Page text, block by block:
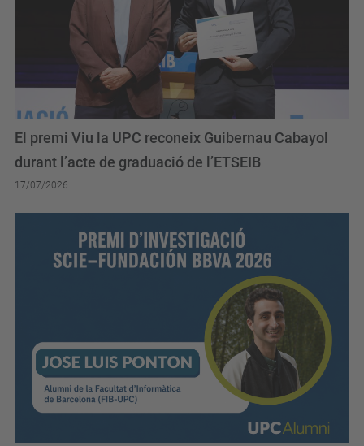
El premi Viu la UPC reconeix Guibernau Cabayol
durant l’acte de graduació de l’ETSEIB
17/07/2026